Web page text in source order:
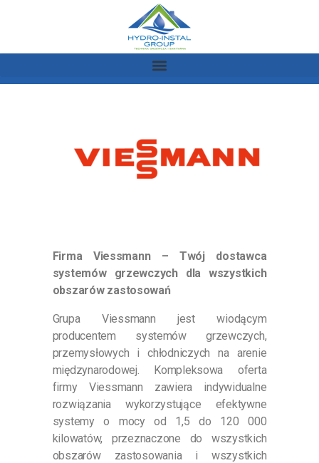
Firma Viessmann – Twój dostawca
systemów grzewczych dla wszystkich
obszarów zastosowań
Grupa Viessmann jest wiodącym
producentem systemów grzewczych,
przemysłowych i chłodniczych na arenie
międzynarodowej. Kompleksowa oferta
firmy Viessmann zawiera indywidualne
rozwiązania wykorzystujące efektywne
systemy o mocy od 1,5 do 120 000
kilowatów, przeznaczone do wszystkich
obszarów zastosowania i wszystkich